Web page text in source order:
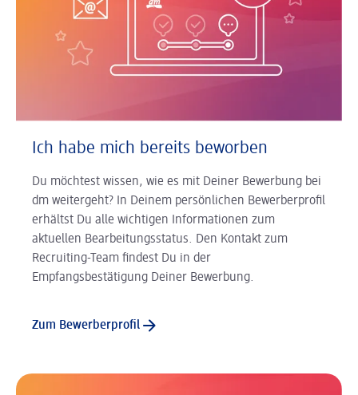
Ich habe mich bereits beworben
Du möchtest wissen, wie es mit Deiner Bewerbung bei
dm weitergeht? In Deinem persönlichen Bewerberprofil
erhältst Du alle wichtigen Informationen zum
aktuellen Bearbeitungsstatus. Den Kontakt zum
Recruiting-Team findest Du in der
Empfangsbestätigung Deiner Bewerbung.
Zum Bewerberprofil